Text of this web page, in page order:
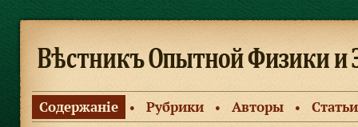
Содержанiе ● Рубрики ● Авторы ● Статьи